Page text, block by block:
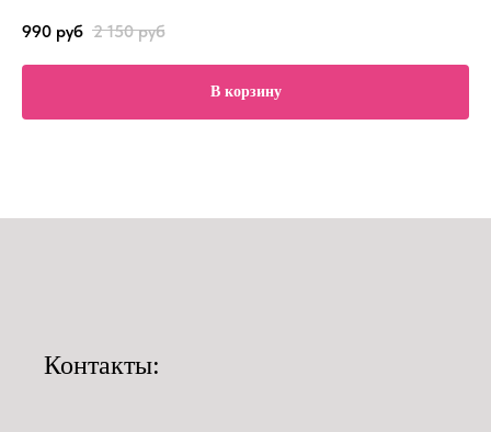
990 руб 2 150 руб
В корзину
Контакты: